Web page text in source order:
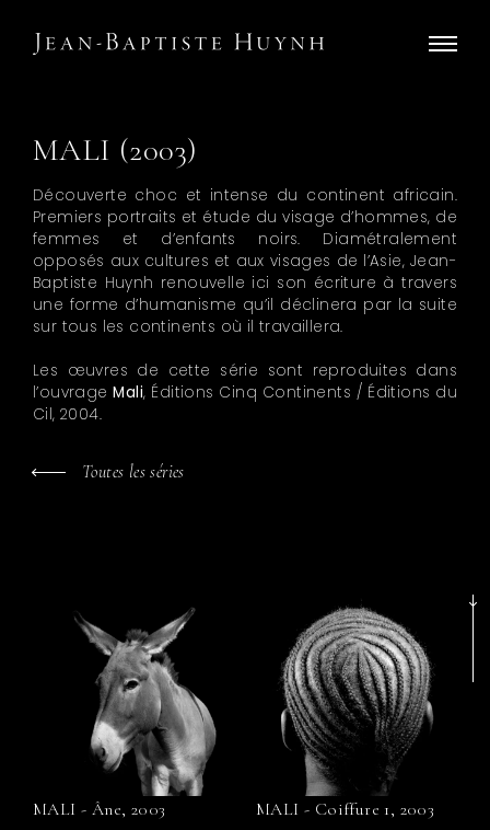
MALI (2003)
Découverte choc et intense du continent africain.
Premiers portraits et étude du visage d’hommes, de
femmes et d’enfants noirs. Diamétralement
opposés aux cultures et aux visages de l’Asie, Jean-
Baptiste Huynh renouvelle ici son écriture à travers
une forme d’humanisme qu’il déclinera par la suite
sur tous les continents où il travaillera.
Les œuvres de cette série sont reproduites dans
l’ouvrageMali, Éditions Cinq Continents / Éditions du
Cil, 2004.
Toutes les séries
MALI - Âne, 2003 MALI - Coiffure 1, 2003